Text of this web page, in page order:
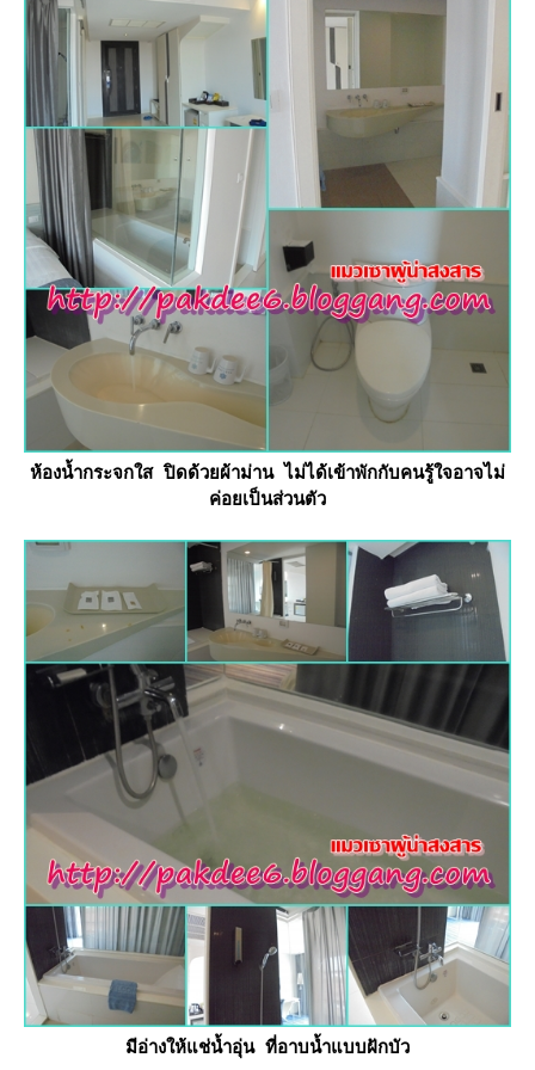
ห้องน้ำกระจกใส ปิดด้วยผ้าม่าน ไม่ได้เข้าพักกับคนรู้ใจอาจไม่
ค่อยเป็นส่วนตัว
มีอ่างให้แช่น้ำอุ่น ที่อาบน้ำแบบฝักบัว